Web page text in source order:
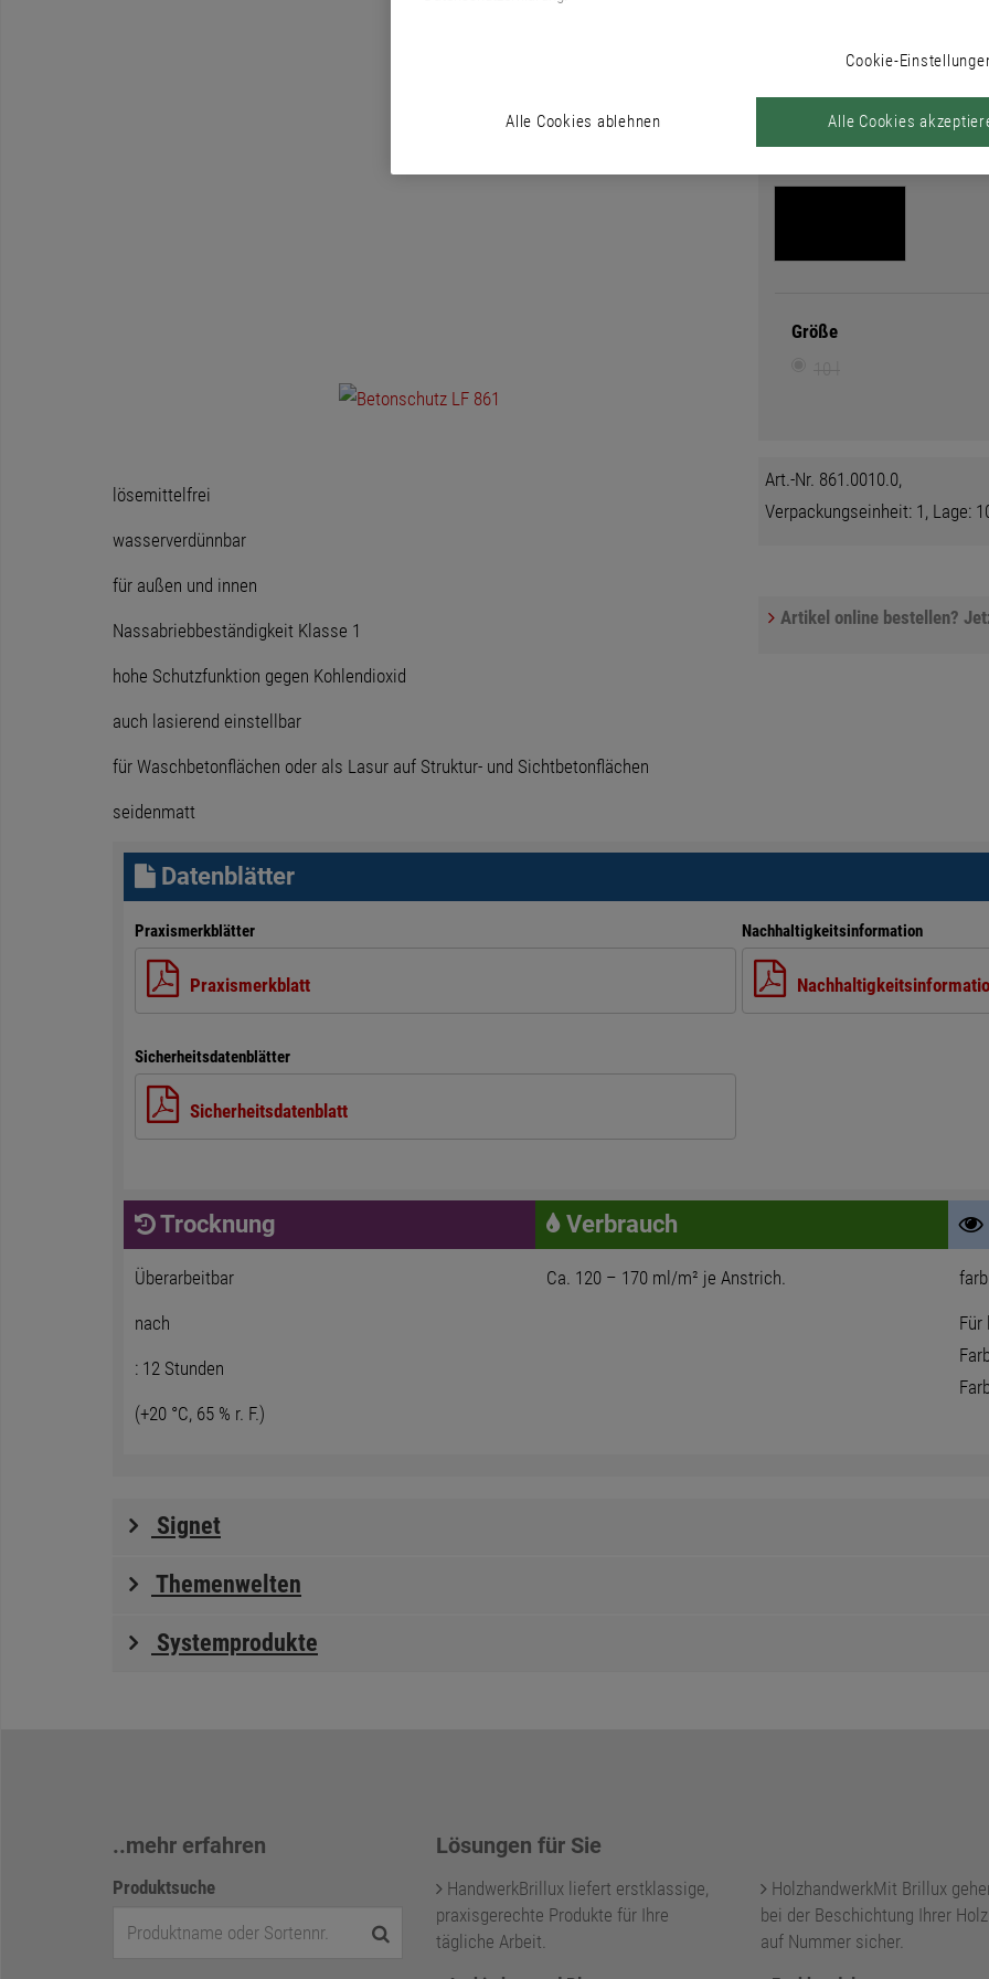
lösemittelfrei
wasserverdünnbar
für außen und innen
Nassabriebbeständigkeit Klasse 1
hohe Schutzfunktion gegen Kohlendioxid
auch lasierend einstellbar
für Waschbetonflächen oder als Lasur auf Struktur- und Sichtbetonflächen
seidenmatt
Größe
Art.-Nr. 861.0010.0,
Verpackungseinheit: 1, Lage:
Artikel online bestellen?
Datenblätter
Praxismerkblätter
Praxismerkblatt
Sicherheitsdatenblätter
Sicherheitsdatenblatt
Nachhaltigkeitsinformation
Trocknung
Überarbeitbar
nach
: 12 Stunden
(+20 °C, 65 % r. F.)
Verbrauch
Ca. 120 – 170 ml/m² je Anstrich.
Für
Signet
Themenwelten
Systemprodukte
..mehr erfahren
Produktsuche
Lösungen für Sie
HandwerkBrillux liefert erstklassige,
praxisgerechte Produkte für Ihre
tägliche Arbeit.
HolzhandwerkMit Brillux
bei der Beschichtung Ihrer
auf Nummer sicher.
Cookie-
Alle Cookies ablehnen Alle Cookies